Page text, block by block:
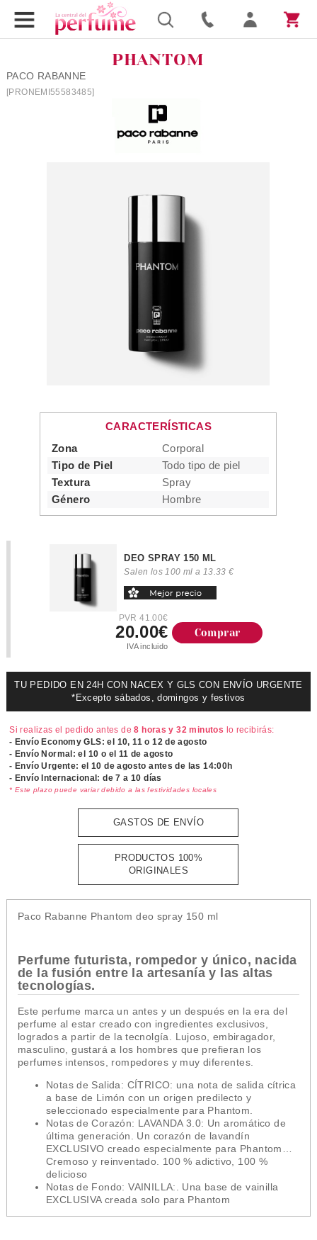
PHANTOM
PACO RABANNE
[PRONEMI55583485]
CARACTERÍSTICAS
Zona
Corporal
Tipo de Piel
Todo tipo de piel
Textura
Spray
Género
Hombre
DEO SPRAY 150 ML
Salen los 100 ml a 13.33 €
PVR 41.00€
20.00€
IVA incluido
Comprar
TU PEDIDO EN 24H CON NACEX Y GLS CON ENVÍO URGENTE
*Excepto sábados, domingos y festivos
Si realizas el pedido antes de8 horas y 32 minutos lo recibirás:
- Envío Economy GLS: el 10, 11 o 12 de agosto
- Envío Normal: el 10 o el 11 de agosto
- Envío Urgente: el10 de agosto antes de las 14:00h
- Envío Internacional: de 7 a 10 días
* Este plazo puede variar debido a las festividades locales
GASTOS DE ENVÍO
PRODUCTOS 100%
ORIGINALES
Paco Rabanne Phantom deo spray 150 ml
Perfume futurista, rompedor y único, nacida
de la fusión entre la artesanía y las altas
tecnologías.
Este perfume marca un antes y un después en la era del
perfume al estar creado con ingredientes exclusivos,
logrados a partir de la tecnolgía. Lujoso, embiragador,
masculino, gustará a los hombres que prefieran los
perfumes intensos, rompedores y muy diferentes.
Notas de Salida: CÍTRICO: una nota de salida cítrica
a base de Limón con un origen predilecto y
seleccionado especialmente para Phantom
Notas de Corazón: LAVANDA 3.0: Un aromático de
última generación. Un corazón de lavandín
EXCLUSIVO creado especialmente para Phantom
Cremoso y reinventado. 100 % adictivo, 100 %
delicioso
Notas de Fondo: VAINILLA:. Una base de vainilla
EXCLUSIVA creada solo para Phantom